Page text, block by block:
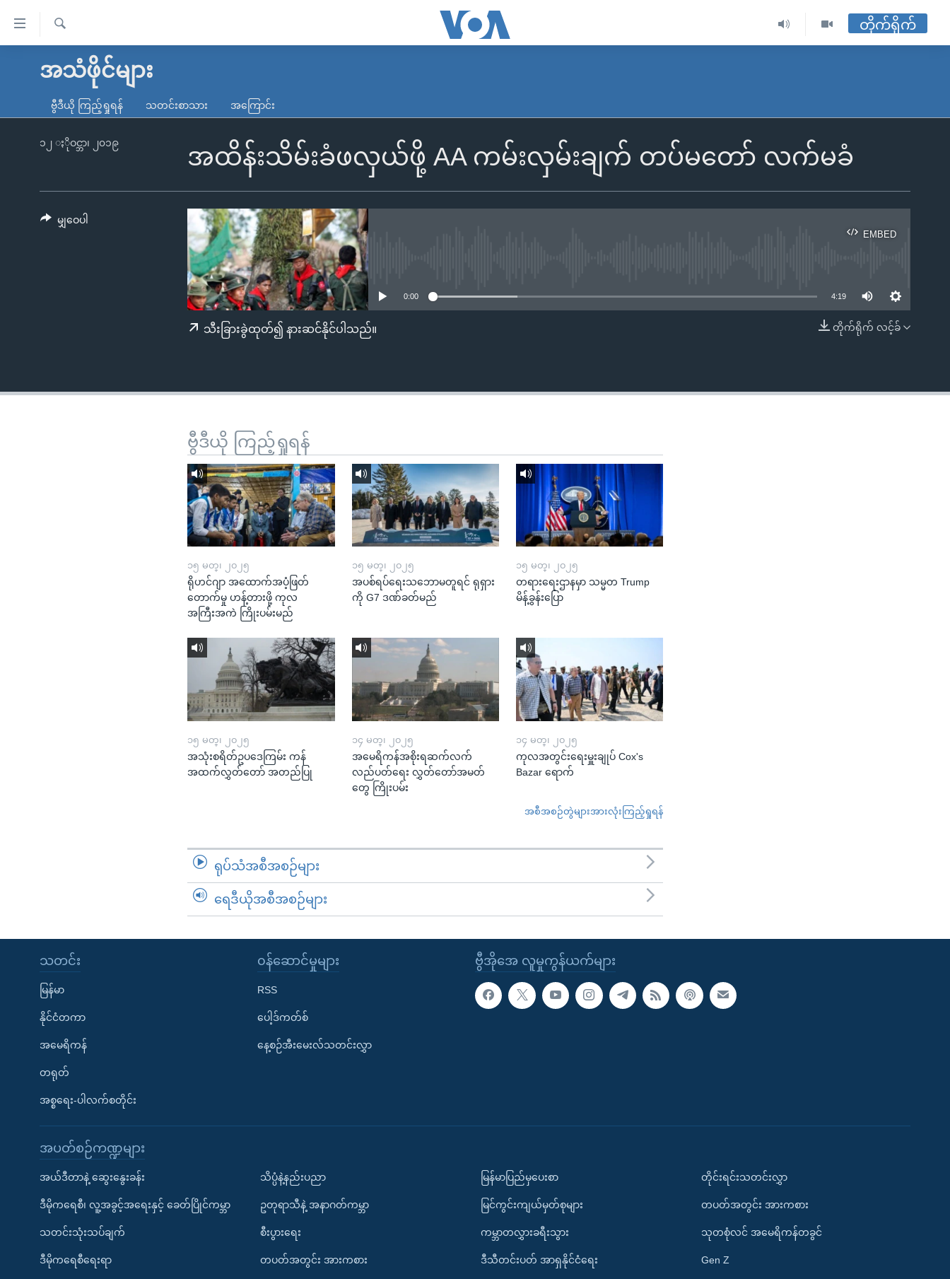
လွယ်ကူ
သည့်
ကျော်
မူလစာမျက်နှာ
ကမ္ဘာ့သတင်းများ
နိုင်ငံတကာ
တရုတ်
အစ္စရေး-ပါလက်စတိုင်း
ရပ်ဝန်းတခု လမ်းတခု အလွန်
အင်္ဂလိပ်စာလေ့လာမယ်
ရ
တိုက်ရိုက်
အသံဖိုင်များ
ဗွီဒီယို ကြည့်ရှုရန် သတင်းစာသား အကြောင်း
အထိန်းသိမ်းခံဖလှယ်ဖို့ AA ကမ်းလှမ်းချက် တပ်မတော် လက်မခံ
၁၂ ႏိုဝင္ဘာ၊ ၂၀၁၉
EMBED
EMBED
0:00 4:19
တိုက်ရိုက် လင့်ခ်
သီးခြားခွဲထုတ်၍ နားဆင်နိုင်ပါသည်။
မျှဝေပါ
ဗွီဒီယို ကြည့်ရှုရန်
၁၅ မတ္၊ ၂၀၂၅
ရိုဟင်ဂျာ အထောက်အပံ့ဖြတ်
တောက်မှု ဟန့်တားဖို့ ကုလ
အကြီးအကဲ ကြိုးပမ်းမည်
၁၅ မတ္၊ ၂၀၂၅
အပစ်ရပ်ရေးသဘောမတူရင် ရုရှား
ကို G7 ဒဏ်ခတ်မည်
၁၅ မတ္၊ ၂၀၂၅
တရားရေးဌာနမှာ သမ္မတ Trump
မိန့်ခွန်းပြော
၁၅ မတ္၊ ၂၀၂၅
အသုံးစရိတ်ဥပဒေကြမ်း ကန်
အထက်လွှတ်တော် အတည်ပြု
၁၄ မတ္၊ ၂၀၂၅
အမေရိကန်အစိုးရဆက်လက်
လည်ပတ်ရေး လွှတ်တော်အမတ်
တွေ ကြိုးပမ်း
၁၄ မတ္၊ ၂၀၂၅
ကုလအတွင်းရေးမှူးချုပ် Cox's
Bazar ရောက်
အစီအစဉ်တွဲများအားလုံးကြည့်ရှုရန်
ရုပ်သံအစီအစဉ်များ
ရေဒီယိုအစီအစဉ်များ
ဗွီအိုအေ လူမှုကွန်ယက်များ
သတင်း
မြန်မာ
နိုင်ငံတကာ
အမေရိကန်
တရုတ်
အစ္စရေး-ပါလက်စတိုင်း
၀န်ဆောင်မှုများ
RSS
ပေါ့ဒ်ကတ်စ်
နေ့စဉ်အီးမေးလ်သတင်းလွှာ
အပတ်စဉ်ကဏ္ဍများ
အယ်ဒီတာနဲ့ ဆွေးနွေးခန်း
ဒီမိုကရေစီ၊ လူ့အခွင့်အရေးနှင့် ခေတ်ပြိုင်ကမ္ဘာ
သတင်းသုံးသပ်ချက်
ဒီမိုကရေစီရေးရာ
သိပ္ပံနဲ့နည်းပညာ
ဥတုရာသီနဲ့ အနာဂတ်ကမ္ဘာ
စီးပွားရေး
တပတ်အတွင်း အားကစား
မြန်မာပြည်မှပေးစာ
မြင်ကွင်းကျယ်မှတ်စုများ
ကမ္ဘာတလွှားခရီးသွား
ဒီသီတင်းပတ် အာရှနိုင်ငံရေး
တိုင်းရင်းသတင်းလွှာ
တပတ်အတွင်း အားကစား
သုတစုံလင် အမေရိကန်တခွင်
Gen Z